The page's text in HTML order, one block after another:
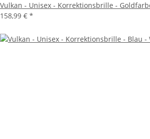
Vulkan - Unisex - Korrektionsbrille -
158,99 € *